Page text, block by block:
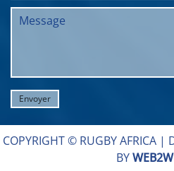
COPYRIGHT © RUGBY AFRICA |
BY